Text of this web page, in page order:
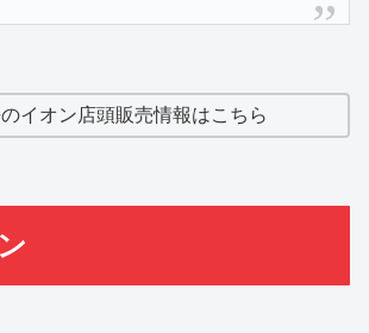
イオン店頭販売情報はこちら